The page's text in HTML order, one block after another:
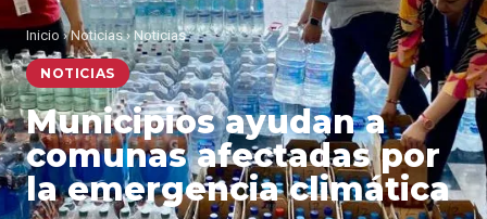
Inicio ›Noticias› Noticias
NOTICIAS
Municipios ayudan a
comunas afectadas por
la emergencia climática